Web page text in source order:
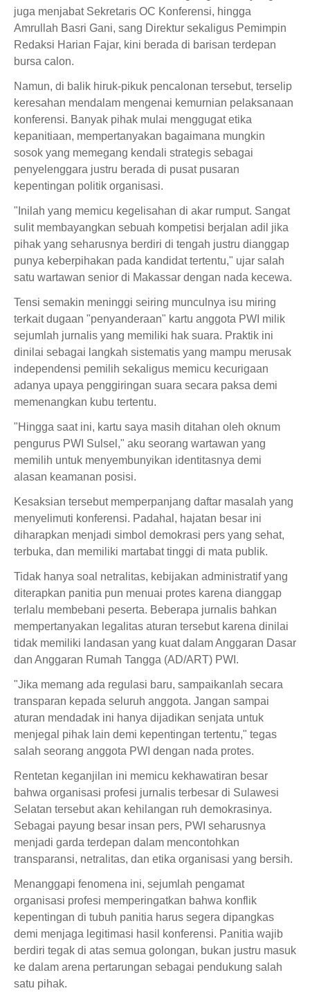
juga menjabat Sekretaris OC Konferensi, hingga
Amrullah Basri Gani, sang Direktur sekaligus Pemimpin
Redaksi Harian Fajar, kini berada di barisan terdepan
bursa calon.
Namun, di balik hiruk-pikuk pencalonan tersebut, terselip
keresahan mendalam mengenai kemurnian pelaksanaan
konferensi. Banyak pihak mulai menggugat etika
kepanitiaan, mempertanyakan bagaimana mungkin
sosok yang memegang kendali strategis sebagai
penyelenggara justru berada di pusat pusaran
kepentingan politik organisasi.
"Inilah yang memicu kegelisahan di akar rumput. Sangat
sulit membayangkan sebuah kompetisi berjalan adil jika
pihak yang seharusnya berdiri di tengah justru dianggap
punya keberpihakan pada kandidat tertentu," ujar salah
satu wartawan senior di Makassar dengan nada kecewa.
Tensi semakin meninggi seiring munculnya isu miring
terkait dugaan "penyanderaan" kartu anggota PWI milik
sejumlah jurnalis yang memiliki hak suara. Praktik ini
dinilai sebagai langkah sistematis yang mampu merusak
independensi pemilih sekaligus memicu kecurigaan
adanya upaya penggiringan suara secara paksa demi
memenangkan kubu tertentu.
"Hingga saat ini, kartu saya masih ditahan oleh oknum
pengurus PWI Sulsel," aku seorang wartawan yang
memilih untuk menyembunyikan identitasnya demi
alasan keamanan posisi.
Kesaksian tersebut memperpanjang daftar masalah yang
menyelimuti konferensi. Padahal, hajatan besar ini
diharapkan menjadi simbol demokrasi pers yang sehat,
terbuka, dan memiliki martabat tinggi di mata publik.
Tidak hanya soal netralitas, kebijakan administratif yang
diterapkan panitia pun menuai protes karena dianggap
terlalu membebani peserta. Beberapa jurnalis bahkan
mempertanyakan legalitas aturan tersebut karena dinilai
tidak memiliki landasan yang kuat dalam Anggaran Dasar
dan Anggaran Rumah Tangga (AD/ART) PWI.
"Jika memang ada regulasi baru, sampaikanlah secara
transparan kepada seluruh anggota. Jangan sampai
aturan mendadak ini hanya dijadikan senjata untuk
menjegal pihak lain demi kepentingan tertentu," tegas
salah seorang anggota PWI dengan nada protes.
Rentetan keganjilan ini memicu kekhawatiran besar
bahwa organisasi profesi jurnalis terbesar di Sulawesi
Selatan tersebut akan kehilangan ruh demokrasinya.
Sebagai payung besar insan pers, PWI seharusnya
menjadi garda terdepan dalam mencontohkan
transparansi, netralitas, dan etika organisasi yang bersih.
Menanggapi fenomena ini, sejumlah pengamat
organisasi profesi memperingatkan bahwa konflik
kepentingan di tubuh panitia harus segera dipangkas
demi menjaga legitimasi hasil konferensi. Panitia wajib
berdiri tegak di atas semua golongan, bukan justru masuk
ke dalam arena pertarungan sebagai pendukung salah
satu pihak.